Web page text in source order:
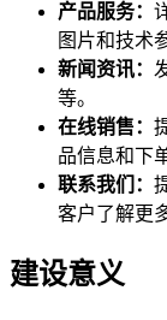
产品服务：
图片和技术
新闻资讯：
等。
在线销售：
品信息和下
联系我们：
客户了解更
建设意义